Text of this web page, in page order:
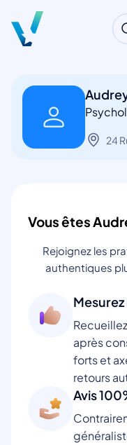
24
Vous êtes
Rejoignez les
authentiques
après
forts et
retours
Avis